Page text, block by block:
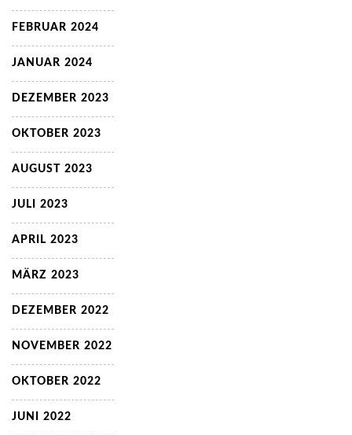
FEBRUAR 2024
JANUAR 2024
DEZEMBER 2023
OKTOBER 2023
AUGUST 2023
JULI 2023
APRIL 2023
MÄRZ 2023
DEZEMBER 2022
NOVEMBER 2022
OKTOBER 2022
JUNI 2022